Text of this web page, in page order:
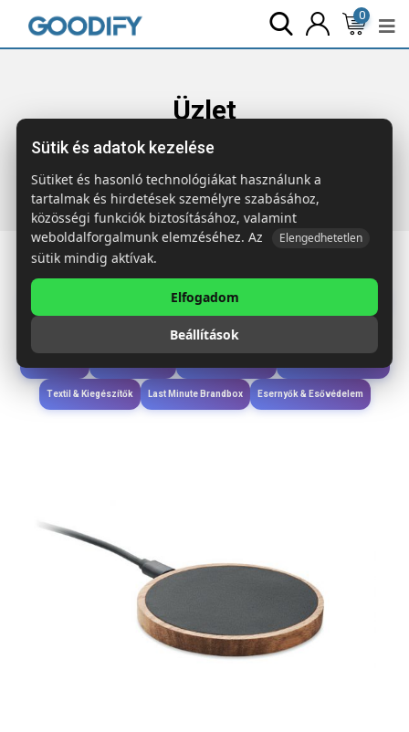
0
Üzlet
Főoldal Termékek Technológia & Kiegészítők
15 W vez. nélk. töltő akáciafa
Étkezés & Ivás
Wellness & Ápolás
Textil & Kiegészítők Last Minute Brandbox Esernyők & Esővédelem
Sütik és adatok kezelése
Sütiket és hasonló technológiákat használunk a
tartalmak és hirdetések személyre szabásához,
közösségi funkciók biztosításához, valamint
weboldalforgalmunk elemzéséhez. Az
Elengedhetetlen
sütik mindig aktívak.
Elfogadom
Beállítások